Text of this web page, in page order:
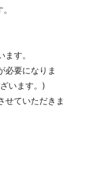
す。
必要になりま
います。)
せていただきま